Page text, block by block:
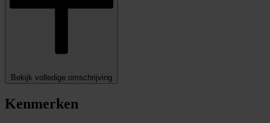
Bekijk volledige omschrijving
Kenmerken